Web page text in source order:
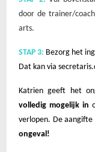
door de trainer/
arts.
STAP 3: Bezorg het
Dat kan via
Katrien geeft het
volledig mogelijk in
verlopen. De
ongeval!